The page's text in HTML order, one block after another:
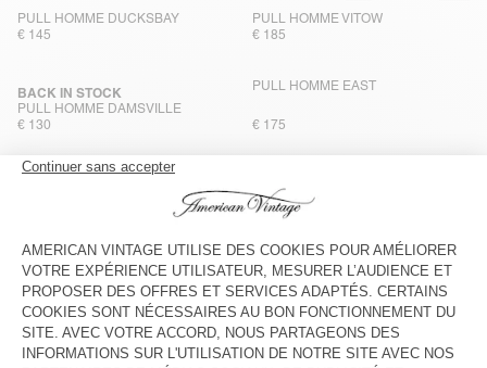
PULL HOMME DUCKSBAY
€ 145
PULL HOMME VITOW
€ 185
PULL HOMME DAMSVILLE
BACK IN STOCK
€ 130
PULL HOMME EAST
€ 175
PULL HOMME RAXOW
€ 225
PULL HOMME RAXOW
€ 145
PULL HOMME VITOW
€ 185
GILET HOMME VITOW
€ 225
PULL HOMME VITOW
€ 185